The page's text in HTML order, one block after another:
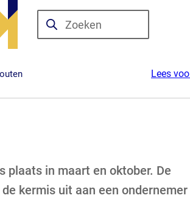
Zoeken
Wanneer
kun
door
pijl
Lees
plaats in maart en oktober. De
kermis uit aan een ondernemer